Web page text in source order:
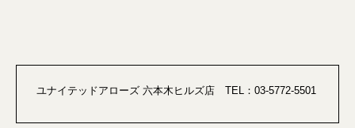
ユナイテッドアローズ 六本木ヒルズ店 TEL：03‐5772-5501